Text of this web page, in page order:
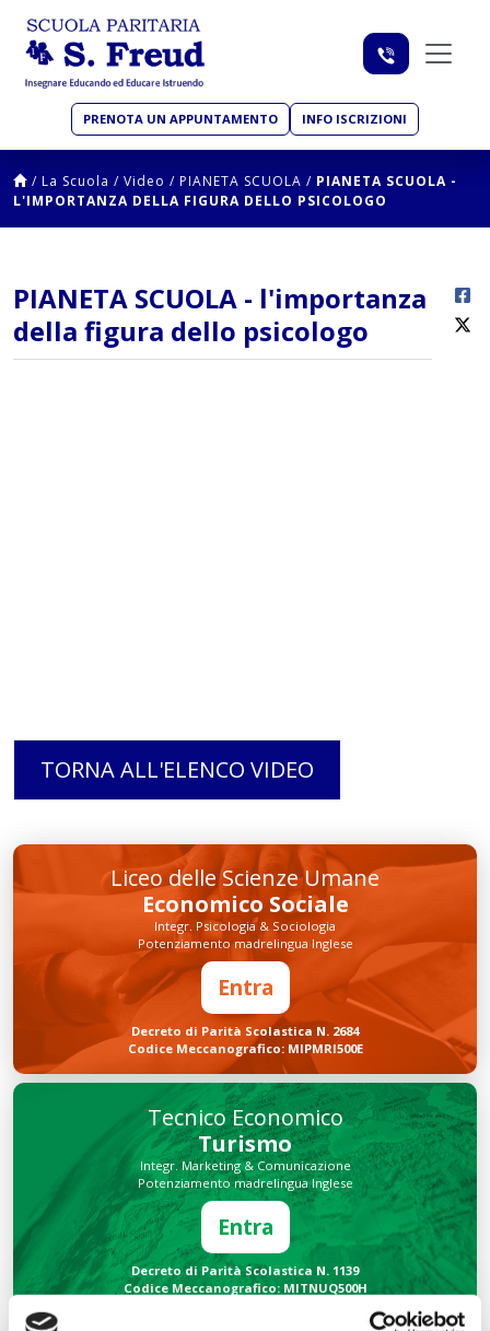
PRENOTA UN APPUNTAMENTO INFO ISCRIZIONI
/ La Scuola / Video / PIANETA SCUOLA / PIANETA SCUOLA -
L'IMPORTANZA DELLA FIGURA DELLO PSICOLOGO
PIANETA SCUOLA - l'importanza
della figura dello psicologo
TORNA ALL'ELENCO VIDEO
Liceo delle Scienze Umane
Economico Sociale
Integr. Psicologia & Sociologia
Potenziamento madrelingua Inglese
Entra
Decreto di Parità Scolastica N. 2684
Codice Meccanografico: MIPMRI500E
Tecnico Economico
Turismo
Integr. Marketing & Comunicazione
Potenziamento madrelingua Inglese
Entra
Decreto di Parità Scolastica N. 1139
Codice Meccanografico: MITNUQ500H